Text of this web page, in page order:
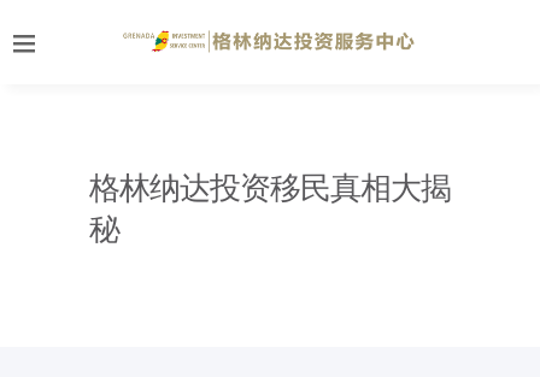
格林纳达投资移民真相大揭
秘